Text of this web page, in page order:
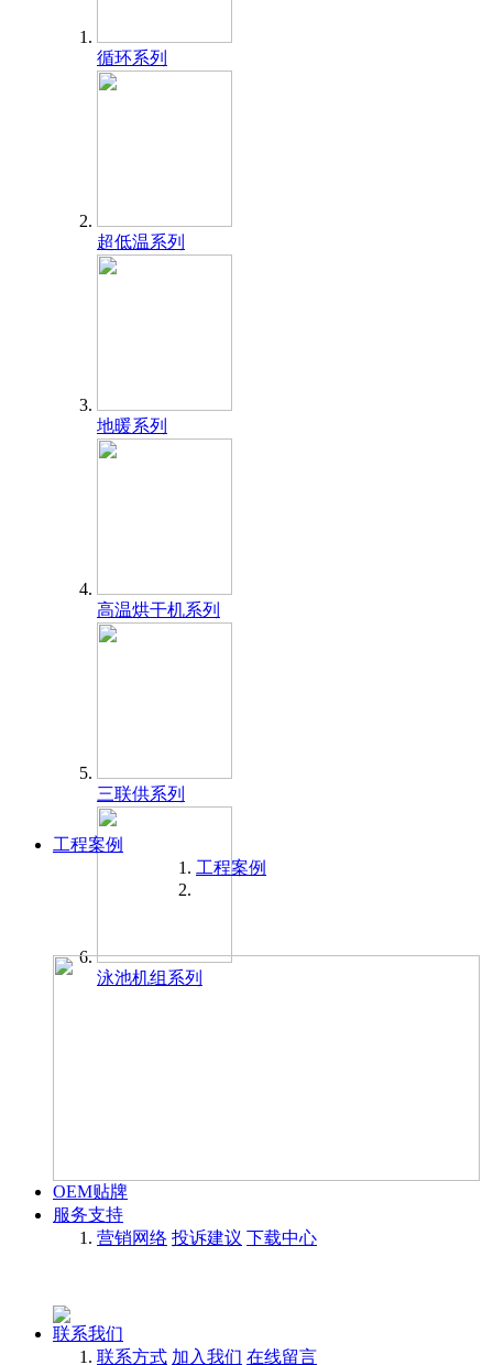
循环系列
超低温系列
地暖系列
高温烘干机系列
三联供系列
泳池机组系列
工程案例
工程案例
OEM贴牌
服务支持
营销网络 投诉建议 下载中心
联系我们
联系方式 加入我们 在线留言